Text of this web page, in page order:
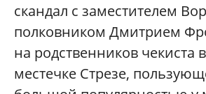
скандал с заместителем
полковником Дмитрием
на родственников чекиста
местечке Стрезе,